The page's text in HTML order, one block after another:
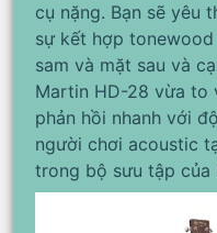
cụ nặng. Bạn sẽ yêu
sự kết hợp
sam và mặt sau và
Martin HD-28 vừa to
phản hồi nhanh với
người chơi acoustic
trong bộ sưu tập của